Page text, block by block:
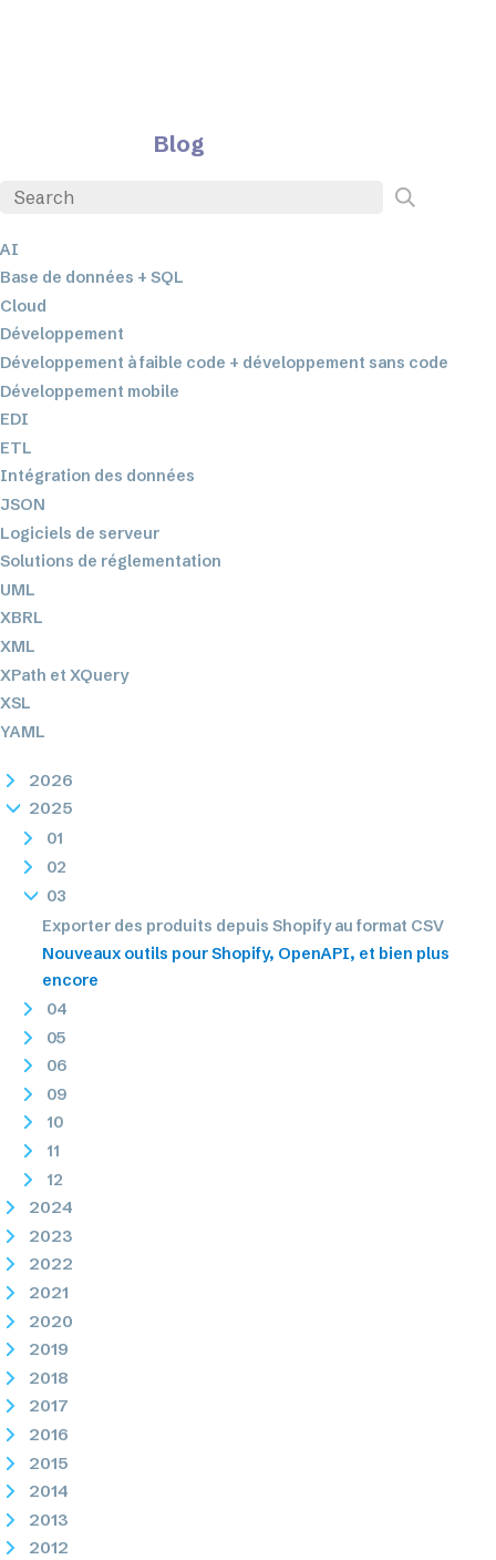
Blog
AI
Base de données + SQL
Cloud
Développement
Développement à faible code + développement sans code
Développement mobile
EDI
ETL
Intégration des données
JSON
Logiciels de serveur
Solutions de réglementation
UML
XBRL
XML
XPath et XQuery
XSL
YAML
2026
2025
01
02
03
Exporter des produits depuis Shopify au format CSV
Nouveaux outils pour Shopify, OpenAPI, et bien plus
encore
04
05
06
09
10
11
12
2024
2023
2022
2021
2020
2019
2018
2017
2016
2015
2014
2013
2012